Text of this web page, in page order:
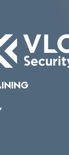
ージ